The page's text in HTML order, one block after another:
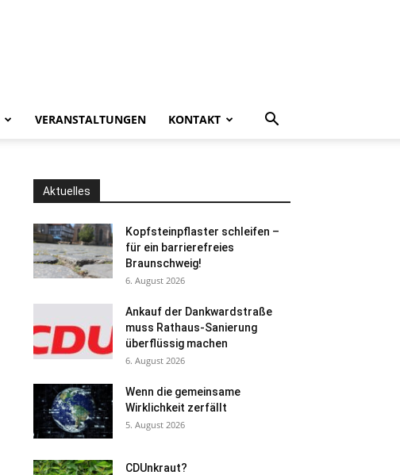
VERANSTALTUNGEN KONTAKT
Aktuelles
Kopfsteinpflaster schleifen –
für ein barrierefreies
Braunschweig!
6. August 2026
Ankauf der Dankwardstraße
muss Rathaus-Sanierung
überflüssig machen
6. August 2026
Wenn die gemeinsame
Wirklichkeit zerfällt
5. August 2026
CDUnkraut?